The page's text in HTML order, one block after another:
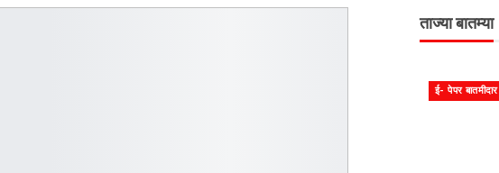
ताज्या बातम्या
ई- पेपर बातमीदार